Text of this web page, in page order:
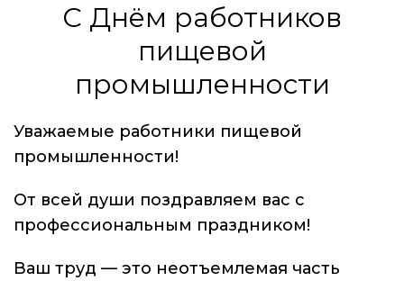
С Днём работников
пищевой
промышленности
Уважаемые работники пищевой
промышленности!
От всей души поздравляем вас с
профессиональным праздником!
Ваш труд — это неотъемлемая часть